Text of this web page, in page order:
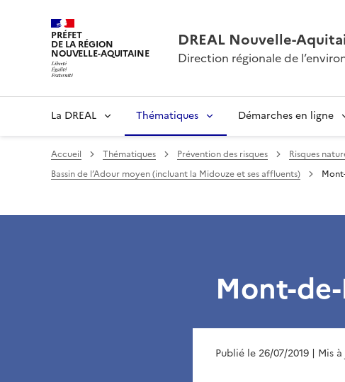
PRÉFET
DE LA RÉGION
NOUVELLE-AQUITAINE
DREAL Nouvelle-
Direction régionale de
La DREAL Thématiques Démarches en ligne
Accueil Thématiques Prévention des risques Risques
Bassin de l’Adour moyen (incluant la Midouze et ses affluents)
Mont-
Publié le 26/07/2019 | Mis